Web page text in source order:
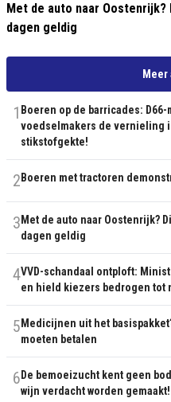
Met de auto naar
dagen geldig
1 Boeren op de barricades:
voedselmakers de vernieling
stikstofgekte!
2 Boeren met tractoren
3 Met de auto naar Oostenrijk?
dagen geldig
4VVD-schandaal ontploft:
en hield kiezers bedrogen tot
5 Medicijnen uit het
moeten betalen
6 De bemoeizucht kent geen
wijn verdacht worden gemaakt!